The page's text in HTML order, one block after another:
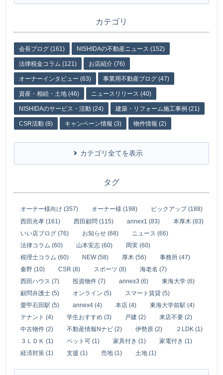
カテゴリ
会長ブログ (161) NISHIDAの不動産ニュース (152)
法律税金コラム (121) お店紹介 (76)
オーナーインタビュー (63) 事業用不動産ブログ (47)
資産・相続・土地 (46) ニュースリリース (40)
NISHIDAのサービス・活動 (24) 建築・リフォーム施工事例 (21)
CSR活動 (8) キャンペーン情報 (3) 物件情報 (2)
カテゴリ全てを表示
タグ
オーナー様向け (357) オーナー様 (198)
ピックアップ (188)
西田光孝 (161)
西田顧問 (115) annex1 (83)
本厚木 (83)
いい店ブログ (76)
お知らせ (68)
ニュース (66)
法律コラム (60)
山本安志 (60)
岡実 (60)
税理士コラム (60)
NEW (58) 厚木 (56)
事務所 (47)
秦野 (10)
CSR (8) スポーツ (8)
海老名 (7)
西田ハウス (7)
投資物件 (7) annex3 (6)
東海大学 (6)
顧問弁護士 (5)
オンライン (5)
スマート賃貸 (5)
愛甲石田駅 (5)
annex4 (4) 本店 (4)
東海大学前駅 (4)
テナント (4)
学生おすすめ (3) 戸建 (2)
来店不要 (2)
中古物件 (2)
不動産情報Nナビ (2) 伊勢原 (2)
２LDK (1)
３ＬＤＫ (1)
ペット可 (1) 家具付き (1)
家電付き (1)
経済対策 (1)
支援 (1) 売地 (1) 土地 (1)